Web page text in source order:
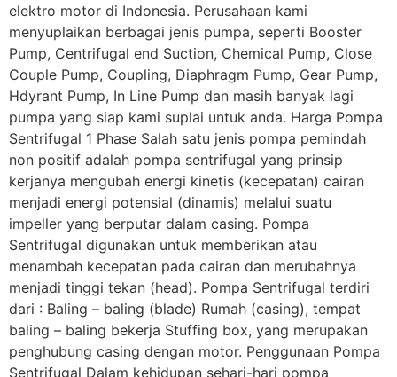
elektro motor di Indonesia. Perusahaan kami
menyuplaikan berbagai jenis pumpa, seperti Booster
Pump, Centrifugal end Suction, Chemical Pump, Close
Couple Pump, Coupling, Diaphragm Pump, Gear Pump,
Hdyrant Pump, In Line Pump dan masih banyak lagi
pumpa yang siap kami suplai untuk anda. Harga Pompa
Sentrifugal 1 Phase Salah satu jenis pompa pemindah
non positif adalah pompa sentrifugal yang prinsip
kerjanya mengubah energi kinetis (kecepatan) cairan
menjadi energi potensial (dinamis) melalui suatu
impeller yang berputar dalam casing. Pompa
Sentrifugal digunakan untuk memberikan atau
menambah kecepatan pada cairan dan merubahnya
menjadi tinggi tekan (head). Pompa Sentrifugal terdiri
dari : Baling – baling (blade) Rumah (casing), tempat
baling – baling bekerja Stuffing box, yang merupakan
penghubung casing dengan motor. Penggunaan Pompa
Sentrifugal Dalam kehidupan sehari-hari pompa